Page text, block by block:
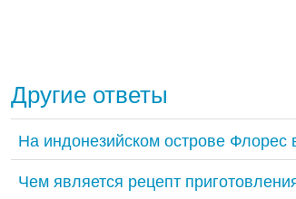
Другие ответы
На индонезийском острове Флорес
Чем является рецепт